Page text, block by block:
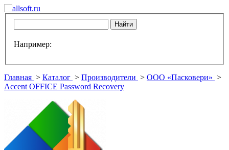
Например:
Главная > Каталог > Производители > ООО «Пасковери» >
Accent OFFICE Password Recovery